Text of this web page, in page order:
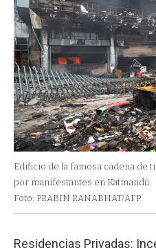
Edificio de la famosa cadena de
por manifestantes en Katmandú.
Foto: PRABIN RANABHAT/AFP
Residencias Privadas: